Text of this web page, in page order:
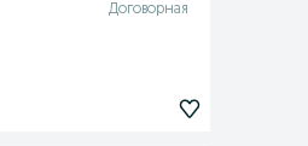
Договорная